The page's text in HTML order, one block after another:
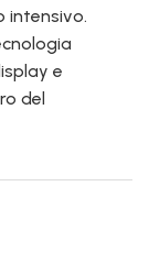
intensivo.
e
del